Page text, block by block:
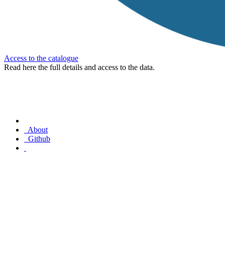
Access to the catalogue
Read here the full details and access to the data.
About
Github